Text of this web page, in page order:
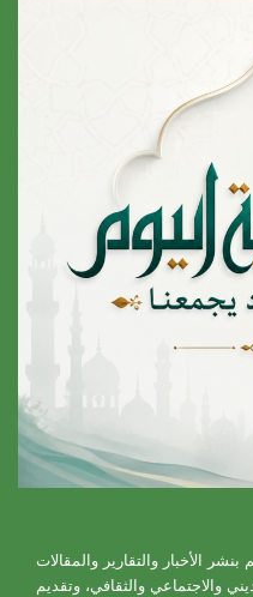
الأخبار والتقارير والمقالات
والاجتماعي والثقافي، وتقديم